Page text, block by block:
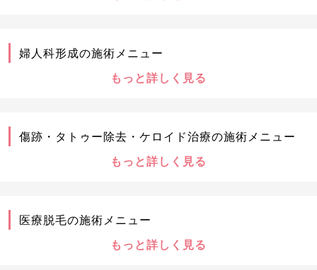
婦人科形成の施術メニュー
もっと詳しく見る
傷跡・タトゥー除去・ケロイド治療の施術メニュー
もっと詳しく見る
医療脱毛の施術メニュー
もっと詳しく見る